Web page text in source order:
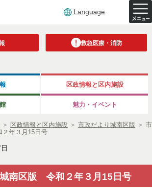
Language
救急医療・消防
区政情報と区内施設
魅力・イベント
＞ 区政情報と区内施設 ＞ 市政だより城南区版 ＞ 市
年３月15日号
南区版 令和２年３月15日号